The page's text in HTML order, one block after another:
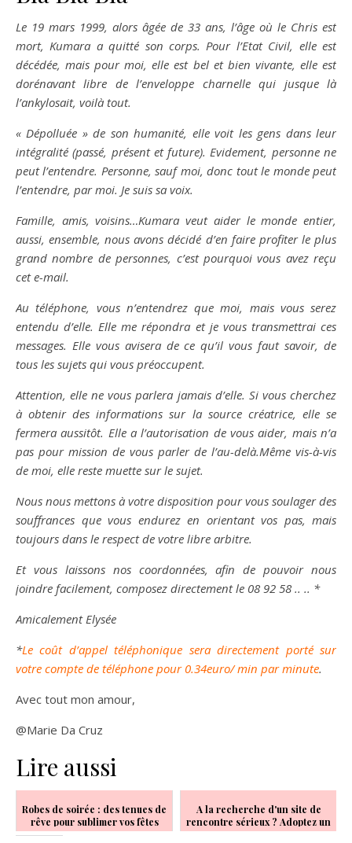
Le 19 mars 1999, alors âgée de 33 ans, l’âge où le Chris est
mort, Kumara a quitté son corps. Pour l’Etat Civil, elle est
décédée, mais pour moi, elle est bel et bien vivante, elle est
dorénavant libre de l’enveloppe charnelle qui jusque là
l’ankylosait, voilà tout.
« Dépolluée » de son humanité, elle voit les gens dans leur
intégralité (passé, présent et future). Evidement, personne ne
peut l’entendre. Personne, sauf moi, donc tout le monde peut
l’entendre, par moi. Je suis sa voix.
Famille, amis, voisins…Kumara veut aider le monde entier,
aussi, ensemble, nous avons décidé d’en faire profiter le plus
grand nombre de personnes, c’est pourquoi vous avez reçu
cet e-mail.
Au téléphone, vous n’entendrez que moi, mais vous serez
entendu d’elle. Elle me répondra et je vous transmettrai ces
messages. Elle vous avisera de ce qu’il vous faut savoir, de
tous les sujets qui vous préoccupent.
Attention, elle ne vous parlera jamais d’elle. Si vous cherchez
à obtenir des informations sur la source créatrice, elle se
fermera aussitôt. Elle a l’autorisation de vous aider, mais n’a
pas pour mission de vous parler de l’au-delà.Même vis-à-vis
de moi, elle reste muette sur le sujet.
Nous nous mettons à votre disposition pour vous soulager des
souffrances que vous endurez en orientant vos pas, mais
toujours dans le respect de votre libre arbitre.
Et vous laissons nos coordonnées, afin de pouvoir nous
joindre facilement, composez directement le 08 92 58 .. .. *
Amicalement Elysée
*Le coût d’appel téléphonique sera directement porté sur
votre compte de téléphone pour 0.34euro/ min par minute.
Avec tout mon amour,
@Marie Da Cruz
Lire aussi
Robes de soirée : des tenues de
rêve pour sublimer vos fêtes
A la recherche d'un site de
rencontre sérieux ? Adoptez un
comparateur !